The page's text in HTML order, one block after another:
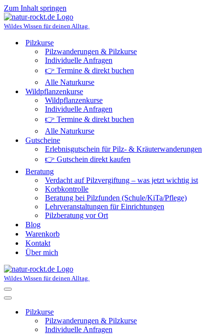
Zum Inhalt springen
Wildes Wissen für deinen Alltag.
Pilzkurse
Pilzwanderungen & Pilzkurse
Individuelle Anfragen
👉 Termine & direkt buchen
Alle Naturkurse
Wildpflanzenkurse
Wildpflanzenkurse
Individuelle Anfragen
👉 Termine & direkt buchen
Alle Naturkurse
Gutscheine
Erlebnisgutschein für Pilz- & Kräuterwanderungen
👉 Gutschein direkt kaufen
Beratung
Verdacht auf Pilzvergiftung – was jetzt wichtig ist
Korbkontrolle
Beratung bei Pilzfunden (Schule/KiTa/Pflege)
Lehrveranstaltungen für Einrichtungen
Pilzberatung vor Ort
Blog
Warenkorb
Kontakt
Über mich
Wildes Wissen für deinen Alltag.
Navigationsmenü
Navigationsmenü
Pilzkurse
Pilzwanderungen & Pilzkurse
Individuelle Anfragen